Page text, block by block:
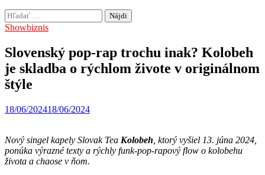
Hľadať:
Showbiznis
Slovenský pop-rap trochu inak? Kolobeh
je skladba o rýchlom živote v originálnom
štýle
18/06/202418/06/2024
Nový singel kapely Slovak Tea Kolobeh , ktorý vyšiel 13. júna 2024,
ponúka výrazné texty a rýchly funk-pop-rapový flow o kolobehu
života a chaose v ňom.